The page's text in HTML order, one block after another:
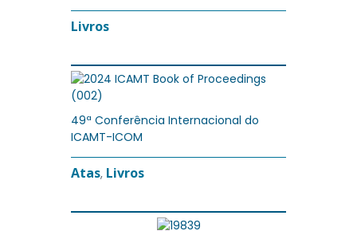
Livros
49ª Conferência Internacional do
ICAMT-ICOM
Atas, Livros